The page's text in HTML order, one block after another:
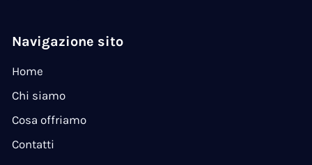
Navigazione sito
Home
Chi siamo
Cosa offriamo
Contatti